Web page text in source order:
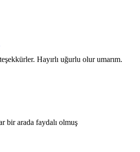
Hayırlı uğurlu olur umarım.
bir arada faydalı olmuş